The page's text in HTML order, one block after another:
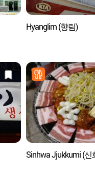
Hyanglim (향림)
Sinhwa Jjukkumi (